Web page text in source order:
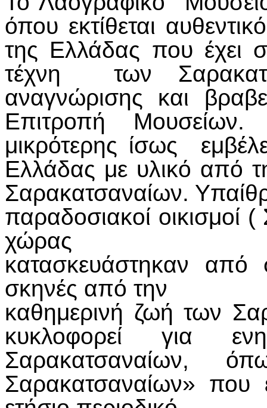
όπου εκτίθεται
της Ελλάδας που έχει
τέχνη των
αναγνώρισης και
Επιτροπή
μικρότερης ίσως
Ελλάδας με υλικό από
Σαρακατσαναίων.
παραδοσιακοί οικισμοί
χώρας
κατασκευάστηκαν
σκηνές από την
καθημερινή ζωή των
κυκλοφορεί για
Σαρακατσαναίων» που